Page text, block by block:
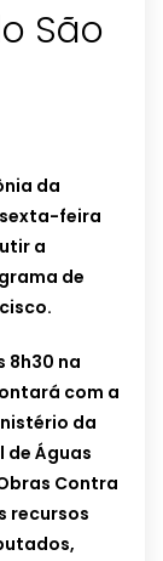
São
da
feira
a
de
8h30 na
com a
da
de Águas
Contra
recursos